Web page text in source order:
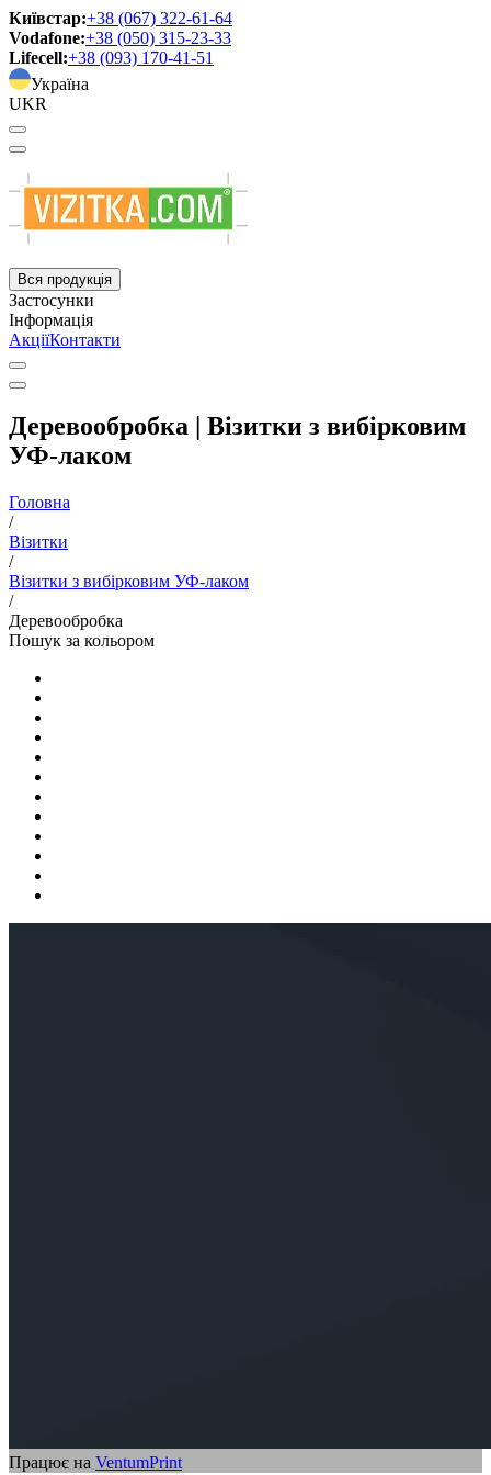
Київстар:+38 (067) 322-61-64
Vodafone:+38 (050) 315-23-33
Lifecell:+38 (093) 170-41-51
Україна
UKR
Вся продукція
Застосунки
Інформація
АкціїКонтакти
Деревообробка | Візитки з вибірковим
УФ-лаком
Головна
/
Візитки
/
Візитки з вибірковим УФ-лаком
/
Деревообробка
Пошук за кольором
Працює на VentumPrint